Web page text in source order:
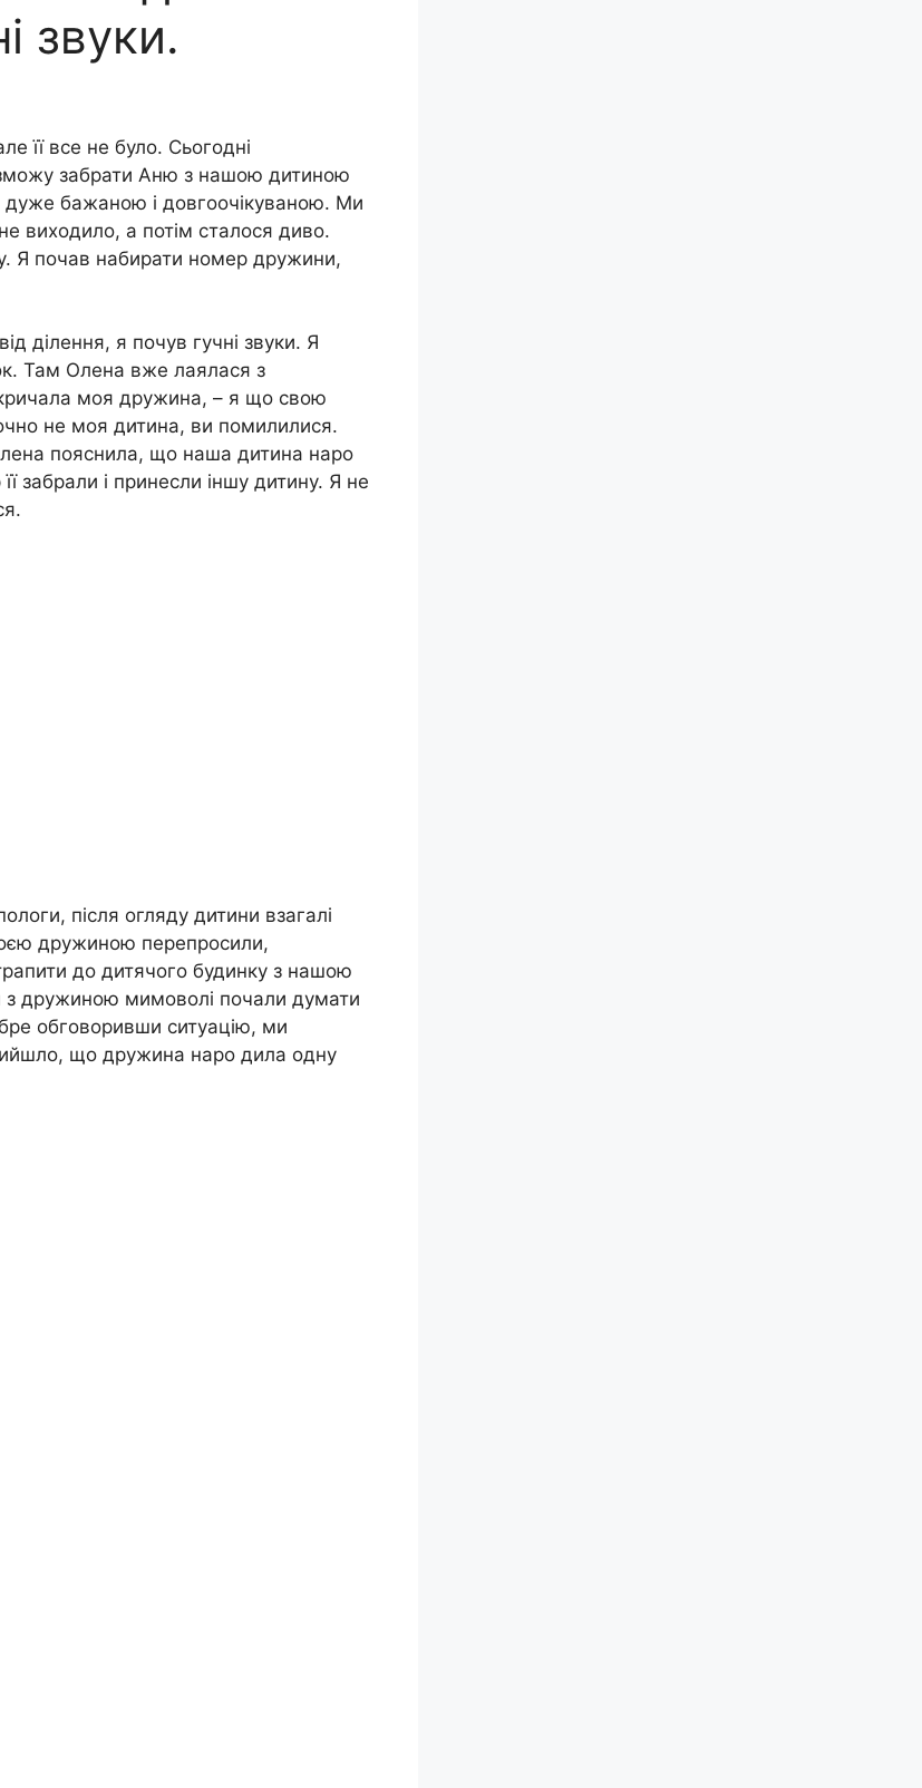
звуки.
її все не було. Сьогодні
забрати Аню з нашою дитиною
бажаною і довгоочікуваною. Ми
виходило, а потім сталося диво.
Я почав набирати номер дружини,
ділення, я почув гучні звуки. Я
Там Олена вже лаялася з
моя дружина, – я що свою
не моя дитина, ви помилилися.
пояснила, що наша дитина наро
забрали і принесли іншу дитину. Я не
після огляду дитини взагалі
дружиною перепросили,
до дитячого будинку з нашою
дружиною мимоволі почали думати
обговоривши ситуацію, ми
що дружина наро дила одну